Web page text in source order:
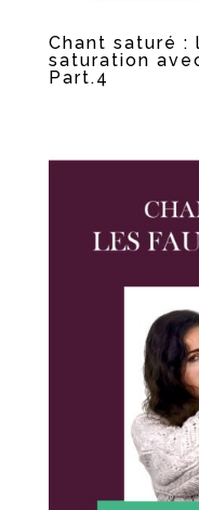
Chant saturé :
saturation
Part.4